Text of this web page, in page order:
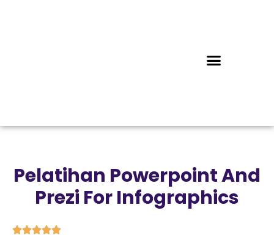
Pelatihan Powerpoint And
Prezi For Infographics
